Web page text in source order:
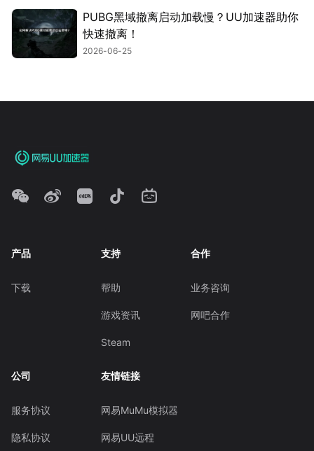
PUBG黑域撤离启动加载慢？UU加速器助你
快速撤离！
2026-06-25
产品
下载
支持
帮助
游戏资讯
Steam
合作
业务咨询
网吧合作
公司
服务协议
隐私协议
友情链接
网易MuMu模拟器
网易UU远程